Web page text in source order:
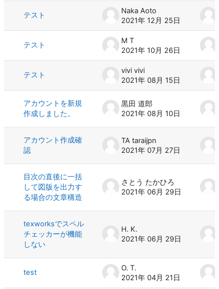
テスト
Naka Aoto
2021年 12月 25日
テスト
M T
2021年 10月 26日
テスト
vivi vivi
2021年 08月 15日
アカウントを新規
作成しました。
黒田 道郎
2021年 08月 10日
アカウント作成確
認
TA taraijpn
2021年 07月 27日
目次の直後に一括
して図版を出力す
る場合の文章構造
さとう たかひろ
2021年 06月 29日
texworksでスペル
チェッカーが機能
しない
H. K.
2021年 06月 29日
test
O. T.
2021年 04月 21日